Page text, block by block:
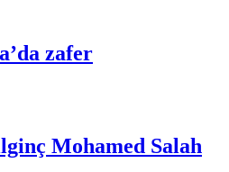
zafer
Mohamed Salah